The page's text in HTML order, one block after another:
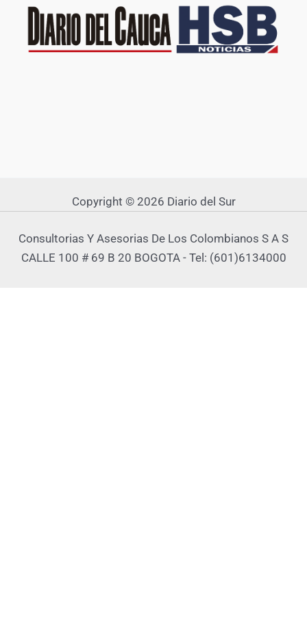
Copyright © 2026 Diario del Sur
Consultorias Y Asesorias De Los Colombianos S A S
CALLE 100 # 69 B 20 BOGOTA - Tel: (601)6134000